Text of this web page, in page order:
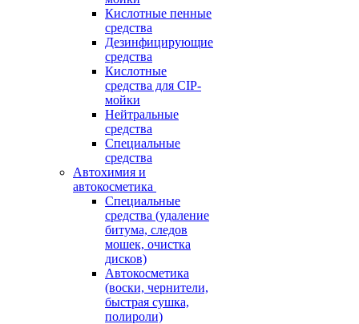
Кислотные пенные
средства
Дезинфицирующие
средства
Кислотные
средства для CIP-
мойки
Нейтральные
средства
Специальные
средства
Автохимия и
автокосметика
Специальные
средства (удаление
битума, следов
мошек, очистка
дисков)
Автокосметика
(воски, чернители,
быстрая сушка,
полироли)